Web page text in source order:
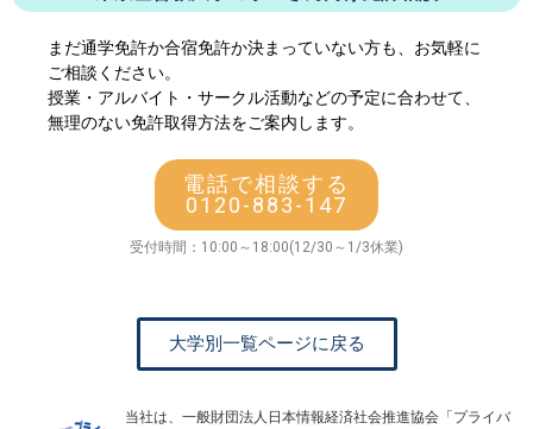
まだ通学免許か合宿免許か決まっていない方も、お気軽に
ご相談ください。
授業・アルバイト・サークル活動などの予定に合わせて、
無理のない免許取得方法をご案内します。
電話で相談する
0120-883-147
受付時間：10:00～18:00(12/30～1/3休業)
大学別一覧ページに戻る
当社は、一般財団法人日本情報経済社会推進協会「プライバ